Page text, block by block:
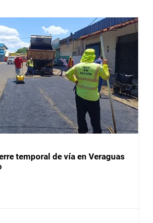
temporal de vía en Veraguas